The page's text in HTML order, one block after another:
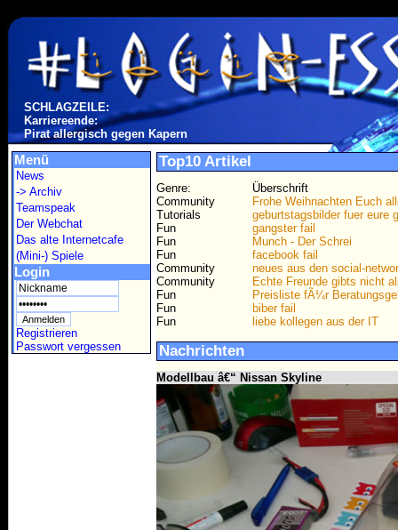
SCHLAGZEILE:
Karriereende:
Pirat allergisch gegen Kapern
Menü
News
-> Archiv
Teamspeak
Der Webchat
Das alte Internetcafe
(Mini-) Spiele
Login
Registrieren
Passwort vergessen
Top10 Artikel
Genre:
Überschrift
Community
Frohe Weihnachten Euch
Tutorials
geburtstagsbilder fuer eure
Fun
gangster fail
Fun
Munch - Der Schrei
Fun
facebook fail
Community
neues aus den social-
Community
Echte Freunde gibts nicht
Fun
Preisliste fÃ¼r
Fun
biber fail
Fun
liebe kollegen aus der IT
Nachrichten
Modellbau â€“ Nissan Skyline